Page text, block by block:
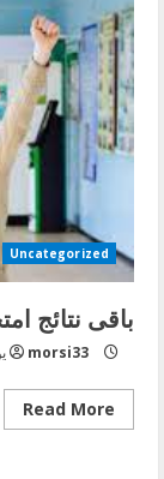
Uncategorized
باقى نتائج
morsi33
Read More